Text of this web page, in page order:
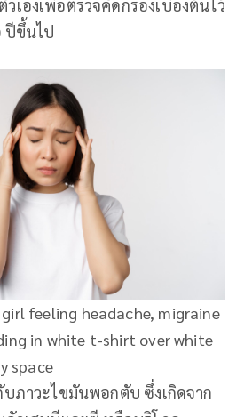
เองเพื่อตรวจคัดกรองเบื้องต้นไว้
ปีขึ้นไป
feeling headache, migraine
in white t-shirt over white
space
ภาวะไขมันพอกตับ ซึ่งเกิดจาก